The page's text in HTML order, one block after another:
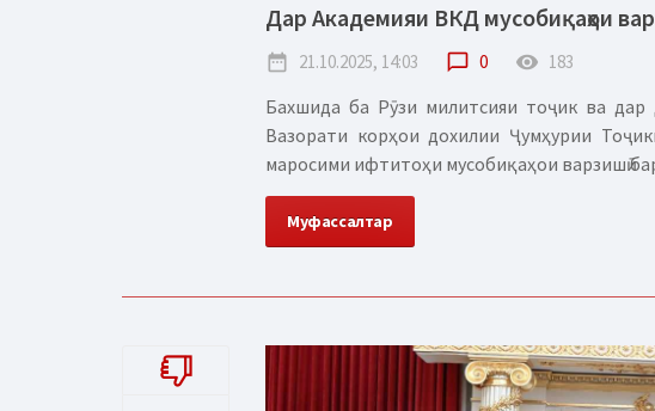
Дар Академияи ВКД мусобиқаҳои
date_range 21.10.2025, 14:03 chat_bubble_outline 0 remove_red_eye 183
Бахшида ба Рӯзи милитсияи тоҷик ва
Вазорати корҳои дохилии Ҷумҳурии
маросими ифтитоҳи мусобиқаҳои варзишӣ
Муфассалтар